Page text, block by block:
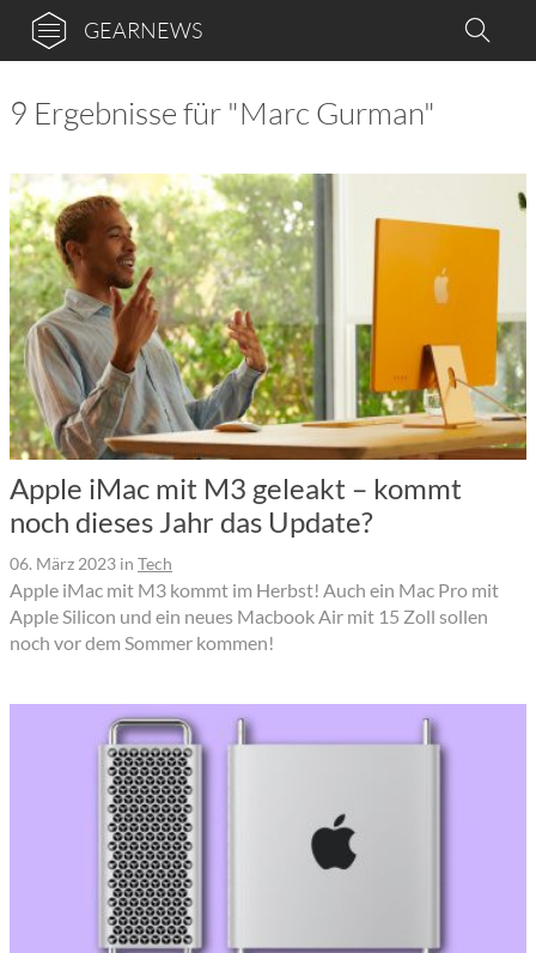
GEARNEWS
9 Ergebnisse für "Marc Gurman"
Apple iMac mit M3 geleakt – kommt
noch dieses Jahr das Update?
06. März 2023 in Tech
Apple iMac mit M3 kommt im Herbst! Auch ein Mac Pro mit
Apple Silicon und ein neues Macbook Air mit 15 Zoll sollen
noch vor dem Sommer kommen!